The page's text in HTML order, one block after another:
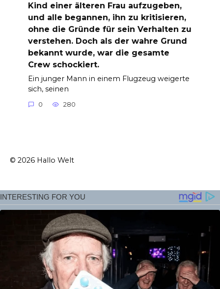
Kind einer älteren Frau aufzugeben,
und alle begannen, ihn zu kritisieren,
ohne die Gründe für sein Verhalten zu
verstehen. Doch als der wahre Grund
bekannt wurde, war die gesamte
Crew schockiert.
Ein junger Mann in einem Flugzeug weigerte
sich, seinen
0 280
© 2026 Hallo Welt